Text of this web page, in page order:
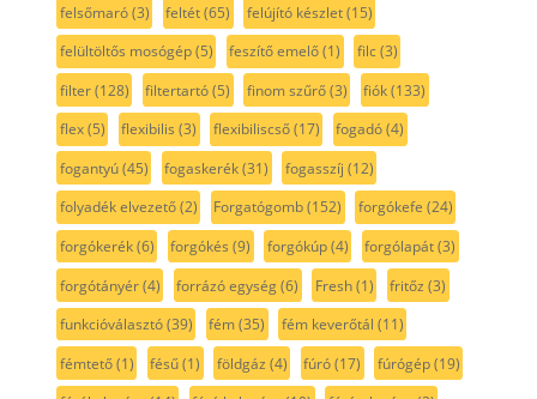
felsőmaró(3) feltét(65) felújító készlet(15)
felültöltős mosógép(5) feszítő emelő(1) filc(3)
filter(128) filtertartó(5) finom szűrő(3) fiók(133)
flex(5) flexibilis (3) flexibiliscső(17) fogadó(4)
fogantyú(45) fogaskerék(31) fogasszíj (12)
folyadék elvezető(2) Forgatógomb(152) forgókefe (24)
forgókerék(6) forgókés (9) forgókúp(4) forgólapát(3)
forgótányér(4) forrázó egység(6) Fresh(1) fritőz (3)
funkcióválasztó(39) fém(35) fém keverőtál (11)
fémtető(1) fésű(1) földgáz (4) fúró(17) fúrógép(19)